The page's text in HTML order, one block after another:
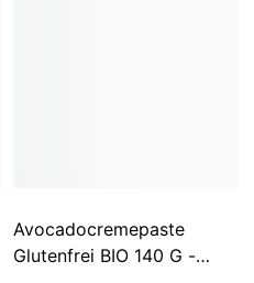
Avocadocremepaste
Glutenfrei BIO 140 G -